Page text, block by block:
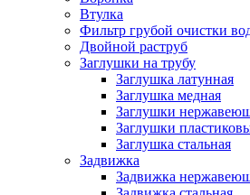
Втулка
Фильтр грубой очистки
Двойной раструб
Заглушки на трубу
Заглушка латунная
Заглушка медная
Заглушки
Заглушки
Заглушка стальная
Задвижка
Задвижка